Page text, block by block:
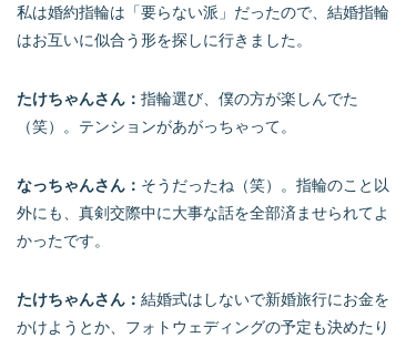
私は婚約指輪は「要らない派」だったので、結婚指輪
はお互いに似合う形を探しに行きました。
たけちゃんさん： 指輪選び、僕の方が楽しんでた
（笑）。テンションがあがっちゃって。
なっちゃんさん： そうだったね（笑）。指輪のこと以
外にも、真剣交際中に大事な話を全部済ませられてよ
かったです。
たけちゃんさん： 結婚式はしないで新婚旅行にお金を
かけようとか、フォトウェディングの予定も決めたり